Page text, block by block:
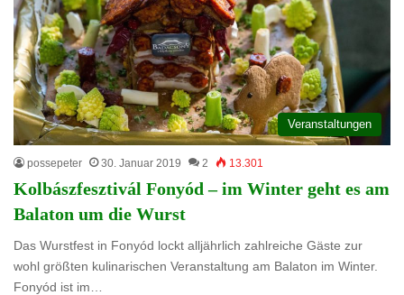
Veranstaltungen
possepeter 30. Januar 2019 2 13.301
Kolbászfesztivál Fonyód – im Winter geht es am
Balaton um die Wurst
Das Wurstfest in Fonyód lockt alljährlich zahlreiche Gäste zur
wohl größten kulinarischen Veranstaltung am Balaton im Winter.
Fonyód ist im…